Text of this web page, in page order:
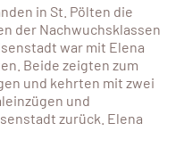
in St. Pölten die
der Nachwuchsklassen
war mit Elena
Beide zeigten zum
und kehrten mit zwei
und
zurück. Elena